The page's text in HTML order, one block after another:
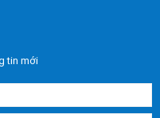
tin mới